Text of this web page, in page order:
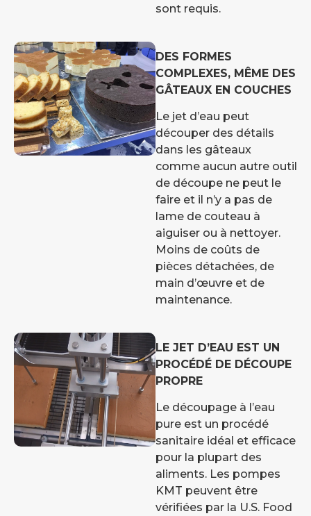
sont requis.
DES FORMES
COMPLEXES, MÊME DES
GÂTEAUX EN COUCHES
Le jet d’eau peut
découper des détails
dans les gâteaux
comme aucun autre outil
de découpe ne peut le
faire et il n’y a pas de
lame de couteau à
aiguiser ou à nettoyer.
Moins de coûts de
pièces détachées, de
main d’œuvre et de
maintenance.
LE JET D’EAU EST UN
PROCÉDÉ DE DÉCOUPE
PROPRE
Le découpage à l’eau
pure est un procédé
sanitaire idéal et efficace
pour la plupart des
aliments. Les pompes
KMT peuvent être
vérifiées par la U.S. Food